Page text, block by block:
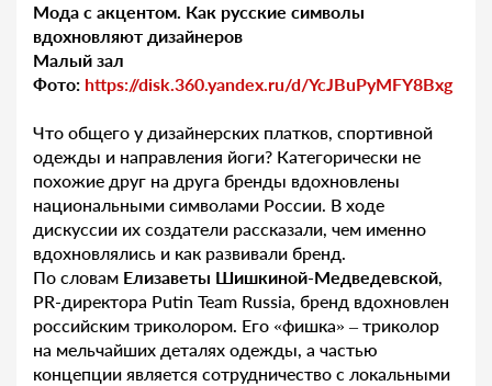
Мода с акцентом. Как русские символы
вдохновляют дизайнеров
Малый зал
Фото: https://disk.360.yandex.ru/d/YcJBuPyMFY8Bxg
Что общего у дизайнерских платков, спортивной
одежды и направления йоги? Категорически не
похожие друг на друга бренды вдохновлены
национальными символами России. В ходе
дискуссии их создатели рассказали, чем именно
вдохновлялись и как развивали бренд.
По словам Елизаветы Шишкиной-Медведевской,
PR-директора Putin Team Russia, бренд вдохновлен
российским триколором. Его «фишка» – триколор
на мельчайших деталях одежды, а частью
концепции является сотрудничество с локальными